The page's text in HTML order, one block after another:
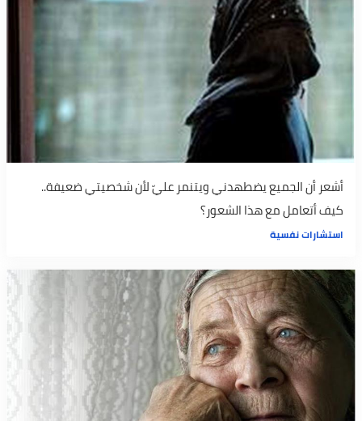
أشعر أن الجميع يضطهدني ويتنمر عليّ لأن شخصيتي ضعيفة..
كيف أتعامل مع هذا الشعور؟
استشارات نفسية